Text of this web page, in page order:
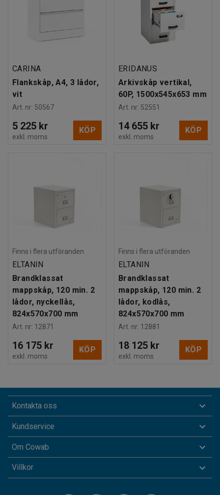
CARINA
Flankskåp, A4, 3 lådor,
vit
Art. nr: 50567
5 225 kr
exkl. moms
KÖP
ERIDANUS
Arkivskåp vertikal,
60P, 1500x545x653 mm
Art. nr: 52551
14 655 kr
exkl. moms
KÖP
Finns i flera utföranden
ELTANIN
Brandklassat
mappskåp, 120 min. 2
lådor, nyckellås,
824x570x700 mm
Art. nr: 12871
16 175 kr
exkl. moms
KÖP
Finns i flera utföranden
ELTANIN
Brandklassat
mappskåp, 120 min. 2
lådor, kodlås,
824x570x700 mm
Art. nr: 12881
18 125 kr
exkl. moms
KÖP
Kontakta oss
Kundservice
Om Cowab
Villkor